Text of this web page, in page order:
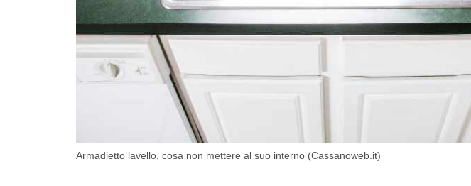
Armadietto lavello, cosa non mettere al suo interno (Cassanoweb.it)